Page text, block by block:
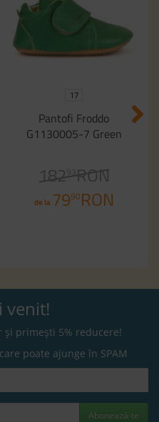
17
Pantofi Froddo
G1130005-7 Green
182 93RON
de la 7990RON
venit!
și primești 5% reducere!
poate ajunge în SPAM
Abonează-te